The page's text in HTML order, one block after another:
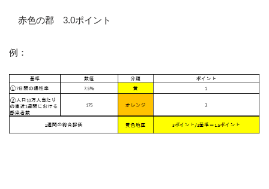
赤色の郡 3.0ポイント
例：